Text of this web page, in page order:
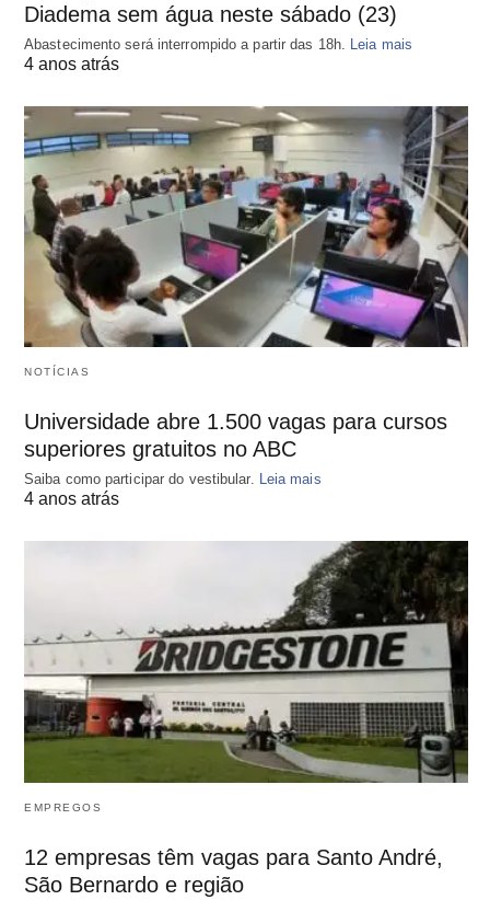
Diadema sem água neste sábado (23)
Abastecimento será interrompido a partir das 18h. Leia mais
4 anos atrás
NOTÍCIAS
Universidade abre 1.500 vagas para cursos
superiores gratuitos no ABC
Saiba como participar do vestibular. Leia mais
4 anos atrás
EMPREGOS
12 empresas têm vagas para Santo André,
São Bernardo e região